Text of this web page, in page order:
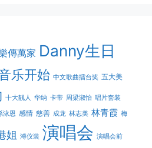
傳萬家 Danny生日
乐开始 中文歌曲擂台奖 五大美
十大靓人 华纳 卡带 周梁淑怡 唱片套装
泳恩 感情 慈善 成龙 林志美 林青霞 梅
姐 溥仪装 演唱会 演唱会前